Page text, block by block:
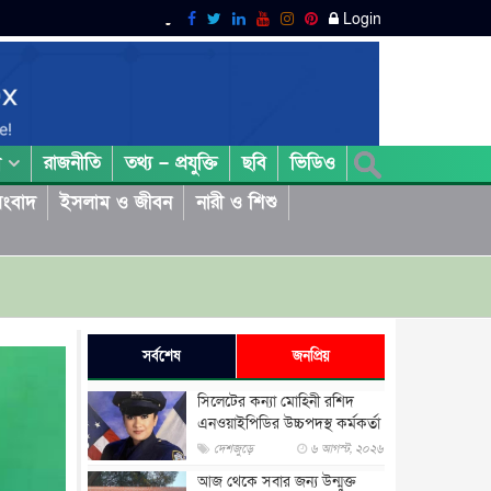
Login
রাজনীতি তথ্য – প্রযুক্তি ছবি
ভিডিও
ইসলাম ও জীবন
নারী ও শিশু
সর্বশেষ জনপ্রিয়
সিলেটের কন্যা মোহিনী রশিদ
এনওয়াইপিডির উচ্চপদস্থ কর্মকর্তা
দেশজুড়ে ৬ আগস্ট, ২০২৬
আজ থেকে সবার জন্য উন্মুক্ত